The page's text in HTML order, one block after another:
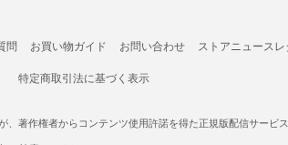
問 お買い物ガイド お問い合わせ ストアニュースレ
特定商取引法に基づく表示
、著作権者からコンテンツ使用許諾を得た正規版配信サービ